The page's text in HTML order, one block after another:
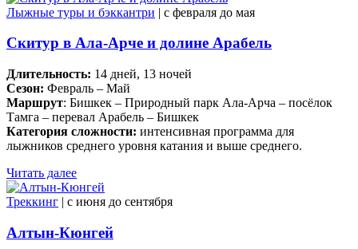
Лыжные туры и бэккантри | c февраля до мая
Скитур в Ала-Арче и долине Арабель
Длительность: 14 дней, 13 ночей
Сезон: Февраль – Май
Маршрут: Бишкек – Природный парк Ала-Арча – посёлок
Тамга – перевал Арабель – Бишкек
Категория сложности: интенсивная программа для
лыжников среднего уровня катания и выше среднего.
Читать далее
Треккинг | c июня до сентября
Алтын-Кюнгей